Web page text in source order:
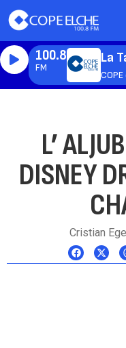
100.8
FM
La
L’
DISNEY
Cristian